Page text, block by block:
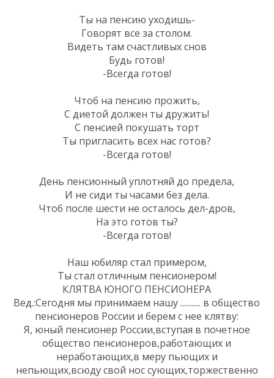
Ты на пенсию уходишь-
Говорят все за столом.
Видеть там счастливых снов
Будь готов!
-Всегда готов!
Чтоб на пенсию прожить,
С диетой должен ты дружить!
С пенсией покушать торт
Ты пригласить всех нас готов?
-Всегда готов!
День пенсионный уплотняй до предела,
И не сиди ты часами без дела.
Чтоб после шести не осталось дел-дров,
На это готов ты?
-Всегда готов!
Наш юбиляр стал примером,
Ты стал отличным пенсионером!
КЛЯТВА ЮНОГО ПЕНСИОНЕРА
Вед.:Сегодня мы принимаем нашу ........... в общество
пенсионеров России и берем с нее клятву:
Я, юный пенсионер России,вступая в почетное
общество пенсионеров,работающих и
неработающих,в меру пьющих и
непьющих,всюду свой нос сующих,торжественно